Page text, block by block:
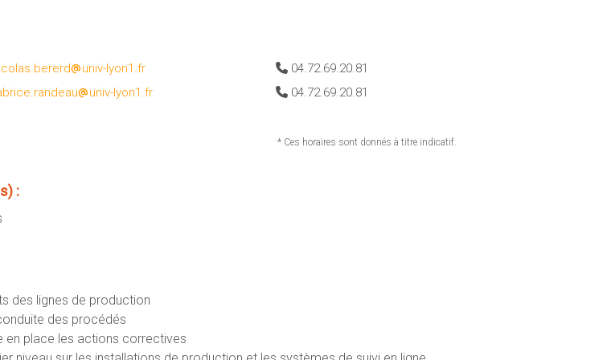
univ-lyon1.fr
04.72.69.20.81
univ-lyon1.fr 04.72.69.20.81
* Ces horaires sont donnés à titre indicatif.
:
des lignes de production
des procédés
en place les actions correctives